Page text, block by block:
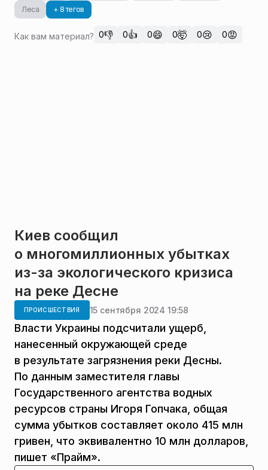
Леса
+ 8 тегов
Как вам материал? 0👎 0👍 0😄 0🤯 0😢 0😡
Киев сообщил
о многомиллионных убытках
из-за экологического кризиса
на реке Десне
ПРОИСШЕСТВИЯ 15 сентября 2024 19:58
Власти Украины подсчитали ущерб,
нанесенный окружающей среде
в результате загрязнения реки Десны.
По данным заместителя главы
Государственного агентства водных
ресурсов страны Игоря Гопчака, общая
сумма убытков составляет около 415 млн
гривен, что эквивалентно 10 млн долларов,
пишет «Прайм».